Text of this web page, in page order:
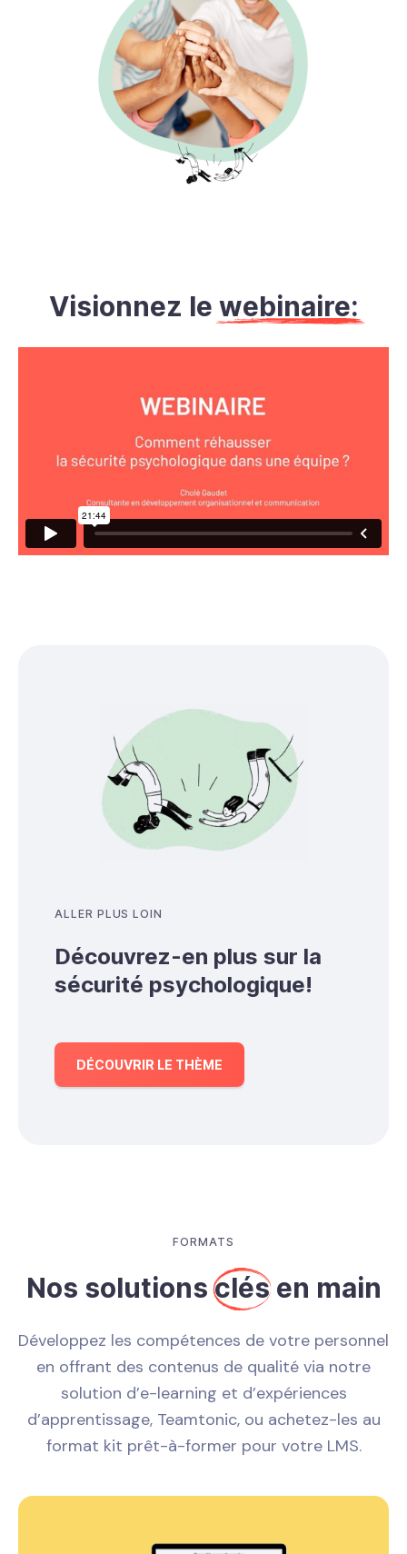
Visionnez le webinaire:
ALLER PLUS LOIN
Découvrez-en plus sur la
sécurité psychologique!
DÉCOUVRIR LE THÈME
FORMATS
Nos solutionsclésen main
Développez les compétences de votre personnel
en offrant des contenus de qualité via notre
solution d’e-learning et d’expériences
d’apprentissage, Teamtonic, ou achetez-les au
format kit prêt-à-former pour votre LMS.